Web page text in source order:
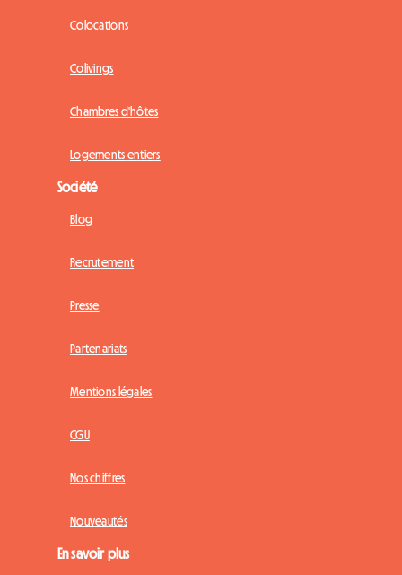
Colocations
Colivings
Chambres d'hôtes
Logements entiers
Société
Blog
Recrutement
Presse
Partenariats
Mentions légales
CGU
Nos chiffres
Nouveautés
En savoir plus